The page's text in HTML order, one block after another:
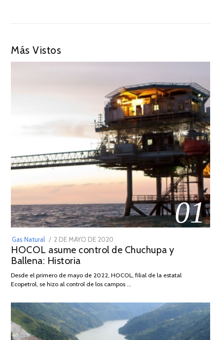
Más Vistos
01
Gas Natural
POSTED
ON
2 DE MAYO DE 2020
DE
2026
HOCOL asume control de Chuchupa y
Ballena: Historia
Desde el primero de mayo de 2022, HOCOL, filial de la estatal
Ecopetrol, se hizo al control de los campos …